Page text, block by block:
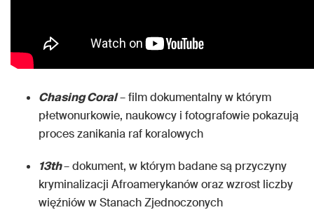
Chasing Coral– film dokumentalny w którym
płetwonurkowie, naukowcy i fotografowie pokazują
proces zanikania raf koralowych
13th– dokument, w którym badane są przyczyny
kryminalizacji Afroamerykanów oraz wzrost liczby
więźniów w Stanach Zjednoczonych